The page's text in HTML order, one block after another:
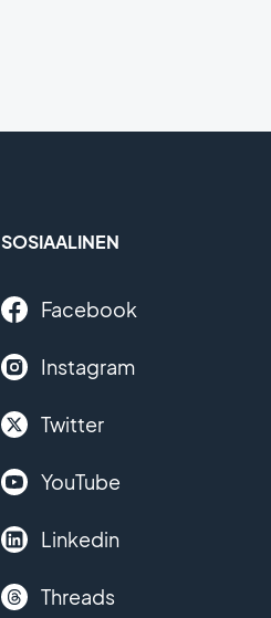
SOSIAALINEN
Facebook
Instagram
Twitter
YouTube
Linkedin
Threads